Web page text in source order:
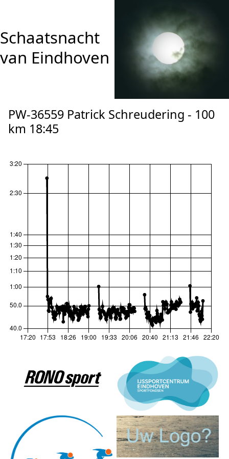
Schaatsnacht
van Eindhoven
PW-36559 Patrick Schreudering - 100
km 18:45